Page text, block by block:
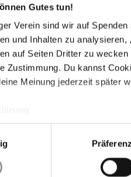
Gutes tun!
Verein sind wir auf
und Inhalten zu
auf Seiten Dritter zu
Zustimmung. Du kannst
Meinung jederzeit später